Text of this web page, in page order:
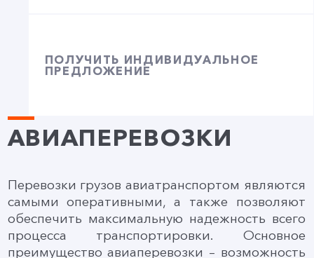
ПОЛУЧИТЬ ИНДИВИДУАЛЬНОЕ
ПРЕДЛОЖЕНИЕ
АВИАПЕРЕВОЗКИ
Перевозки грузов авиатранспортом являются
самыми оперативными, а также позволяют
обеспечить максимальную надежность всего
процесса транспортировки. Основное
преимущество авиаперевозки – возможность